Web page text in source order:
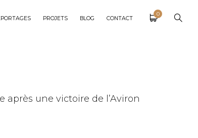
PROJETS BLOG CONTACT
0
une victoire de l’Aviron